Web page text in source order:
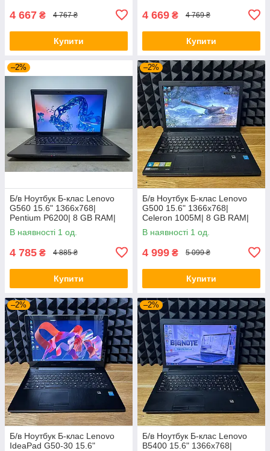
4 667 ₴ 4 767 ₴
Купити
4 669 ₴ 4 769 ₴
Купити
–2%
Б/в Ноутбук Б-клас Lenovo
G560 15.6" 1366x768|
Pentium P6200| 8 GB RAM|
120 GB SSD| HD
В наявності 1 од.
4 785 ₴ 4 885 ₴
Купити
–2%
Б/в Ноутбук Б-клас Lenovo
G500 15.6" 1366x768|
Celeron 1005M| 8 GB RAM|
128 GB SSD| HD
В наявності 1 од.
4 999 ₴ 5 099 ₴
Купити
–2%
Б/в Ноутбук Б-клас Lenovo
IdeaPad G50-30 15.6"
–2%
Б/в Ноутбук Б-клас Lenovo
B5400 15.6" 1366x768|